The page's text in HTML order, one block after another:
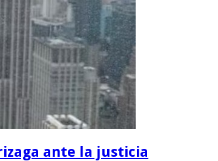
ante la justicia